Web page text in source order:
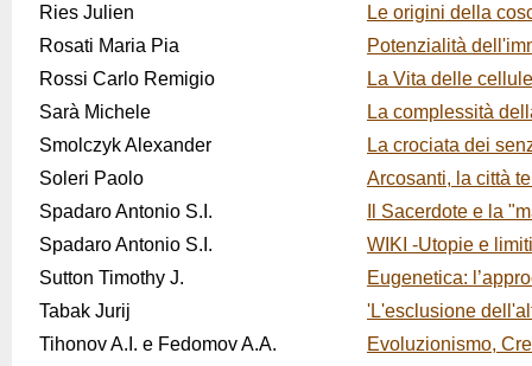
Ries Julien
Le origini della
Rosati Maria Pia
Potenzialità
Rossi Carlo Remigio
La Vita delle cellule
Sarà Michele
La complessità
Smolczyk Alexander
La crociata dei
Soleri Paolo
Arcosanti, la città
Spadaro Antonio S.I.
Il Sacerdote e la
Spadaro Antonio S.I.
WIKI -Utopie e
Sutton Timothy J.
Eugenetica:
Tabak Jurij
'L'esclusione
Tihonov A.I. e Fedomov A.A.
Evoluzionismo,